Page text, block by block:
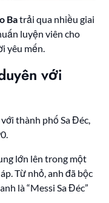
Batrải qua nhiều giai
luyện viên cho
yêu mến.
với
thành phố Sa Đéc,
lớn lên trong một
Từ nhỏ, anh đã bộc
là “Messi Sa Đéc”